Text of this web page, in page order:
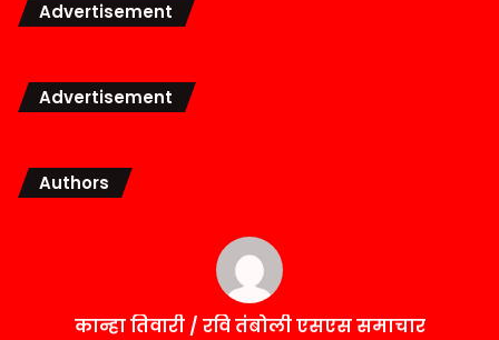
Advertisement
Advertisement
Authors
कान्हा तिवारी / रवि तंबोली एसएस समाचार